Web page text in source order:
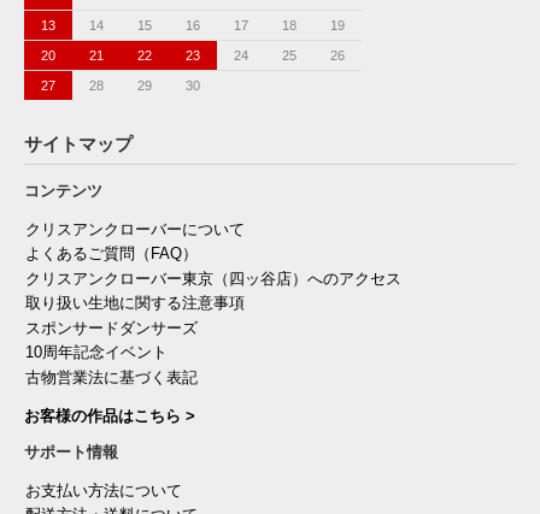
13 14 15 16 17 18 19
20 21 22 23 24 25 26
27 28 29 30
サイトマップ
コンテンツ
クリスアンクローバーについて
よくあるご質問（FAQ）
クリスアンクローバー東京（四ッ谷店）へのアクセス
取り扱い生地に関する注意事項
スポンサードダンサーズ
10周年記念イベント
古物営業法に基づく表記
お客様の作品はこちら >
サポート情報
お支払い方法について